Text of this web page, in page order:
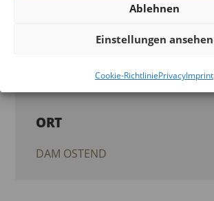
Ablehnen
Einstellungen ansehen
Cookie-RichtliniePrivacyImprint
ORT
DAM OSTEND
ERNST-MAY-GESELLSCHAFT